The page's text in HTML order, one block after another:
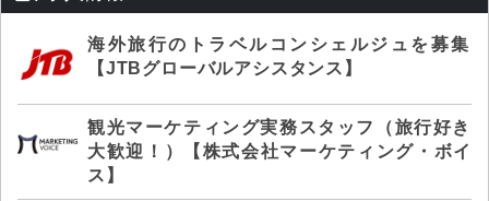
海外旅行のトラベルコンシェルジュを募集
【JTBグローバルアシスタンス】
観光マーケティング実務スタッフ（旅行好き
大歓迎！）【株式会社マーケティング・ボイ
ス】